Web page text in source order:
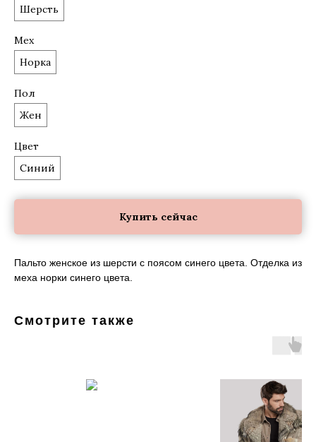
Шерсть
Мех
Норка
Пол
Жен
Цвет
Синий
Купить сейчас
Пальто женское из шерсти с поясом синего цвета. Отделка из
меха норки синего цвета.
Смотрите также